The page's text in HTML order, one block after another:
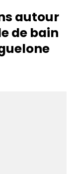
autour
de bain